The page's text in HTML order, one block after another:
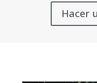
Hacer